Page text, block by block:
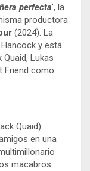
perfecta’, la
productora
(2024). La
y está
Quaid, Lukas
Friend como
Quaid)
en una
macabros.